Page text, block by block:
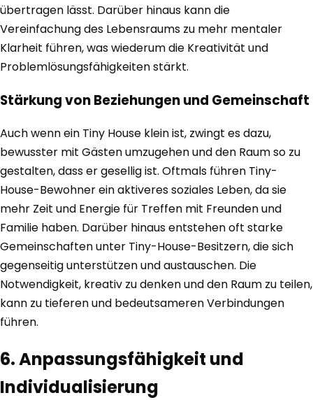
übertragen lässt. Darüber hinaus kann die
Vereinfachung des Lebensraums zu mehr mentaler
Klarheit führen, was wiederum die Kreativität und
Problemlösungsfähigkeiten stärkt.
Stärkung von Beziehungen und Gemeinschaft
Auch wenn ein Tiny House klein ist, zwingt es dazu,
bewusster mit Gästen umzugehen und den Raum so zu
gestalten, dass er gesellig ist. Oftmals führen Tiny-
House-Bewohner ein aktiveres soziales Leben, da sie
mehr Zeit und Energie für Treffen mit Freunden und
Familie haben. Darüber hinaus entstehen oft starke
Gemeinschaften unter Tiny-House-Besitzern, die sich
gegenseitig unterstützen und austauschen. Die
Notwendigkeit, kreativ zu denken und den Raum zu teilen,
kann zu tieferen und bedeutsameren Verbindungen
führen.
6. Anpassungsfähigkeit und
Individualisierung